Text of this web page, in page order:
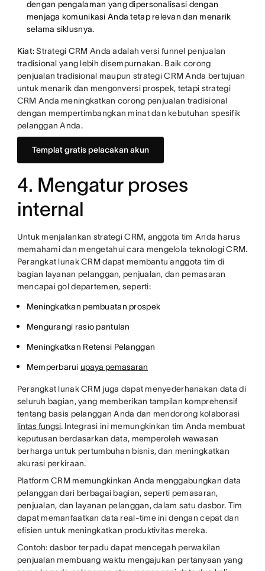
dengan pengalaman yang dipersonalisasi dengan
menjaga komunikasi Anda tetap relevan dan menarik
selama siklusnya.
Kiat:Strategi CRM Anda adalah versi funnel penjualan
tradisional yang lebih disempurnakan. Baik corong
penjualan tradisional maupun strategi CRM Anda bertujuan
untuk menarik dan mengonversi prospek, tetapi strategi
CRM Anda meningkatkan corong penjualan tradisional
dengan mempertimbangkan minat dan kebutuhan spesifik
pelanggan Anda.
Templat gratis pelacakan akun
4. Mengatur proses
internal
Untuk menjalankan strategi CRM, anggota tim Anda harus
memahami dan mengetahui cara mengelola teknologi CRM.
Perangkat lunak CRM dapat membantu anggota tim di
bagian layanan pelanggan, penjualan, dan pemasaran
mencapai gol departemen, seperti:
Meningkatkan pembuatan prospek
Mengurangi rasio pantulan
Meningkatkan Retensi Pelanggan
Memperbaruiupaya pemasaran
Perangkat lunak CRM juga dapat menyederhanakan data di
seluruh bagian, yang memberikan tampilan komprehensif
tentang basis pelanggan Anda dan mendorong kolaborasi
lintas fungsi. Integrasi ini memungkinkan tim Anda membuat
keputusan berdasarkan data, memperoleh wawasan
berharga untuk pertumbuhan bisnis, dan meningkatkan
akurasi perkiraan.
Platform CRM memungkinkan Anda menggabungkan data
pelanggan dari berbagai bagian, seperti pemasaran,
penjualan, dan layanan pelanggan, dalam satu dasbor. Tim
dapat memanfaatkan data real-time ini dengan cepat dan
efisien untuk meningkatkan produktivitas mereka.
Contoh: dasbor terpadu dapat mencegah perwakilan
penjualan membuang waktu mengajukan pertanyaan yang